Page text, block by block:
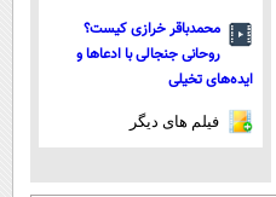
محمدباقر خرازی کیست؟
روحانی جنجالی با ادعاها و
ایده‌های تخیلی
فیلم های دیگر